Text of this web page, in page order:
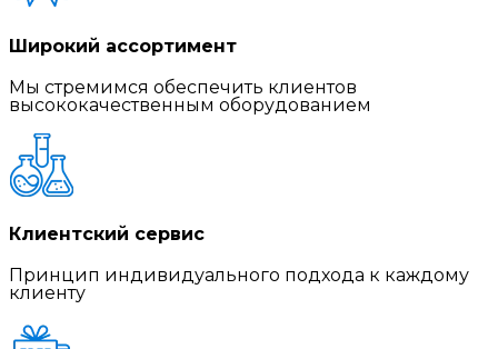
Широкий ассортимент
Мы стремимся обеспечить клиентов
высококачественным оборудованием
Клиентский сервис
Принцип индивидуального подхода к каждому
клиенту